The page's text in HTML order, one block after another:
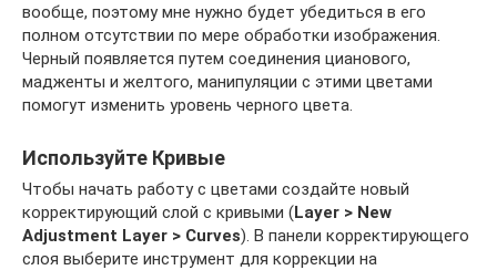
вообще, поэтому мне нужно будет убедиться в его
полном отсутствии по мере обработки изображения.
Черный появляется путем соединения цианового,
мадженты и желтого, манипуляции с этими цветами
помогут изменить уровень черного цвета.
Используйте Кривые
Чтобы начать работу с цветами создайте новый
корректирующий слой с кривыми (Layer > New
Adjustment Layer > Curves). В панели корректирующего
слоя выберите инструмент для коррекции на